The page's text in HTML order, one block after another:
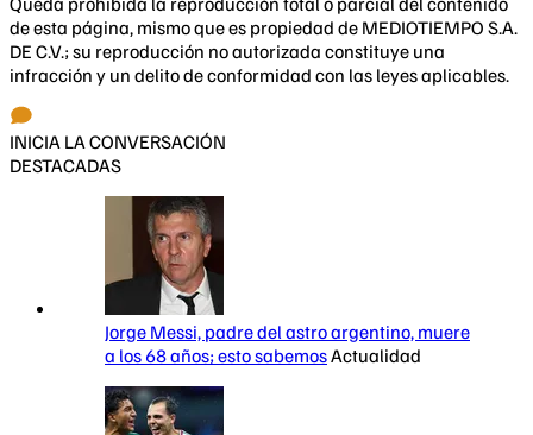
de esta página, mismo que es propiedad de MEDIOTIEMPO S.A.
DE C.V.; su reproducción no autorizada constituye una
infracción y un delito de conformidad con las leyes aplicables.
INICIA LA CONVERSACIÓN
DESTACADAS
Jorge Messi, padre del astro argentino, muere
a los 68 años; esto sabemosActualidad